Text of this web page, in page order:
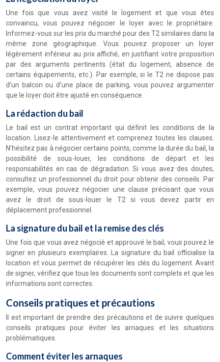
Une fois que vous avez visité le logement et que vous êtes
convaincu, vous pouvez négocier le loyer avec le propriétaire.
Informez-vous sur les prix du marché pour des T2 similaires dans la
même zone géographique. Vous pouvez proposer un loyer
légèrement inférieur au prix affiché, en justifiant votre proposition
par des arguments pertinents (état du logement, absence de
certains équipements, etc.). Par exemple, si le T2 ne dispose pas
d’un balcon ou d’une place de parking, vous pouvez argumenter
que le loyer doit être ajusté en conséquence.
La rédaction du bail
Le bail est un contrat important qui définit les conditions de la
location. Lisez-le attentivement et comprenez toutes les clauses.
N’hésitez pas à négocier certains points, comme la durée du bail, la
possibilité de sous-louer, les conditions de départ et les
responsabilités en cas de dégradation. Si vous avez des doutes,
consultez un professionnel du droit pour obtenir des conseils. Par
exemple, vous pouvez négocier une clause précisant que vous
avez le droit de sous-louer le T2 si vous devez partir en
déplacement professionnel.
La signature du bail et la remise des clés
Une fois que vous avez négocié et approuvé le bail, vous pouvez le
signer en plusieurs exemplaires. La signature du bail officialise la
location et vous permet de récupérer les clés du logement. Avant
de signer, vérifiez que tous les documents sont complets et que les
informations sont correctes.
Conseils pratiques et précautions
Il est important de prendre des précautions et de suivre quelques
conseils pratiques pour éviter les arnaques et les situations
problématiques.
Comment éviter les arnaques